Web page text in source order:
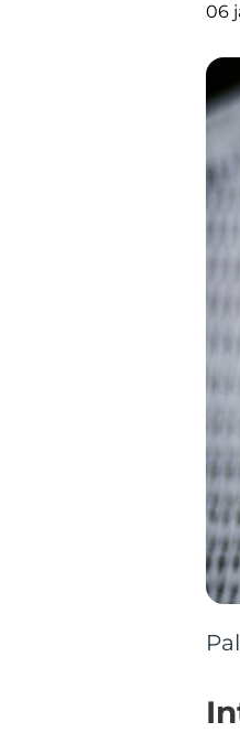
06